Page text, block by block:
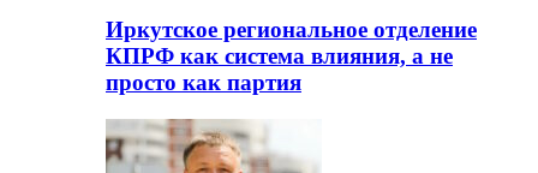
Иркутское региональное отделение
КПРФ как система влияния, а не
просто как партия